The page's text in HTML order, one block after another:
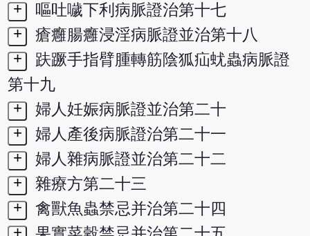
+
嘔吐噦下利病脈證治第十七
+
瘡癰腸癰浸淫病脈證並治第十八
+
趺蹶手指臂腫轉筋陰狐疝蚘蟲病脈證
第十九
+
婦人妊娠病脈證並治第二十
+
婦人產後病脈證治第二十一
+
婦人雜病脈證並治第二十二
+
雜療方第二十三
+
禽獸魚蟲禁忌并治第二十四